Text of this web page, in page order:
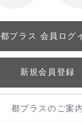
都プラス 会員ログ
新規会員登録
都プラスのご案